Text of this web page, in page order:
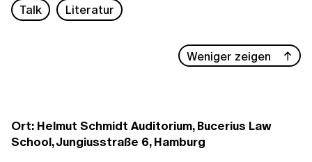
Talk Literatur
Weniger zeigen
Ort: Helmut Schmidt Auditorium, Bucerius Law
School, Jungiusstraße 6, Hamburg